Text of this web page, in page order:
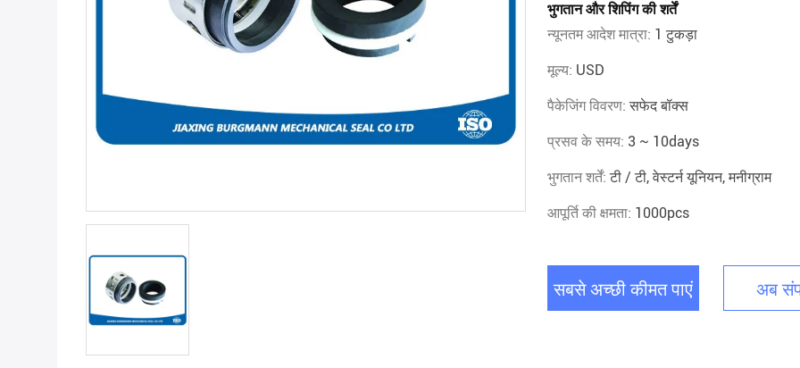
भुगतान और शिपिंग की शर्तें
न्यूनतम आदेश मात्रा: 1 टुकड़ा
मूल्य: USD
पैकेजिंग विवरण:सफेद बॉक्स
प्रसव के समय: 3 ~ 10days
भुगतान शर्तें:टी / टी, वेस्टर्न यूनियन, मनीग्राम
आपूर्ति की क्षमता: 1000pcs
सबसे अच्छी कीमत पाएं अब